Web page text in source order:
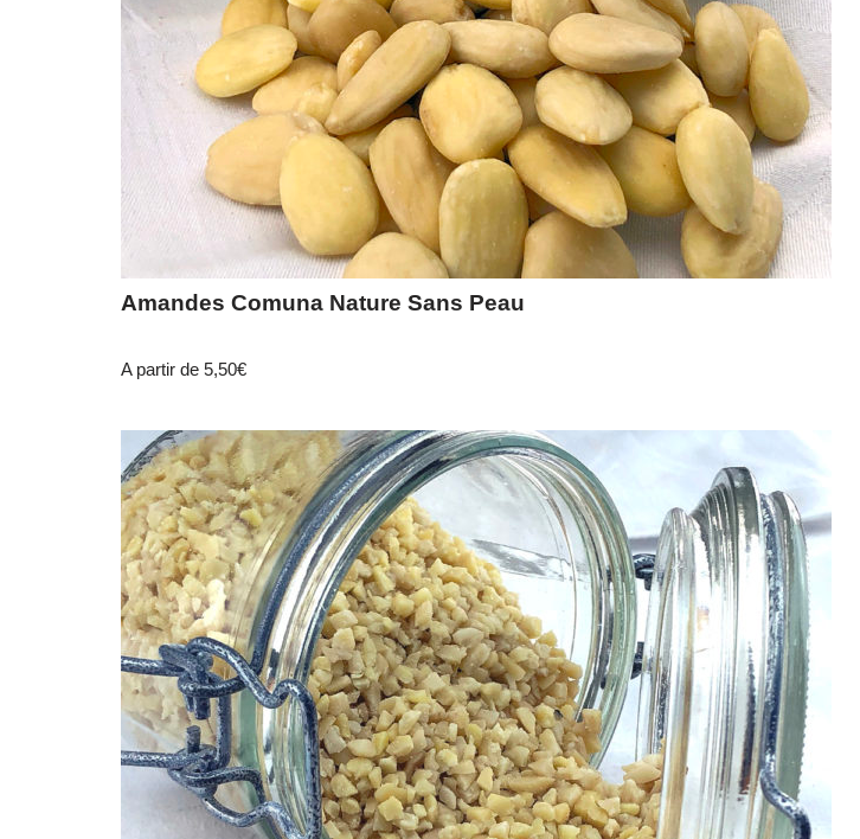
Amandes Comuna Nature Sans Peau
A partir de 5,50€